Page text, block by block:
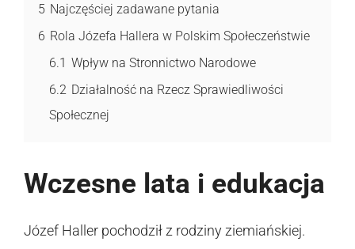
5 Najczęściej zadawane pytania
6 Rola Józefa Hallera w Polskim Społeczeństwie
6.1 Wpływ na Stronnictwo Narodowe
6.2 Działalność na Rzecz Sprawiedliwości
Społecznej
Wczesne lata i edukacja
Józef Haller pochodził z rodziny ziemiańskiej.